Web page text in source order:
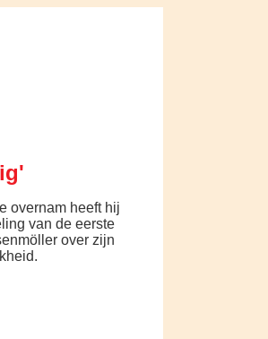
overnam heeft hij
van de eerste
over zijn